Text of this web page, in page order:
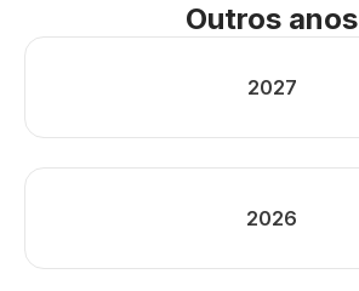
Outros anos
2027
2026